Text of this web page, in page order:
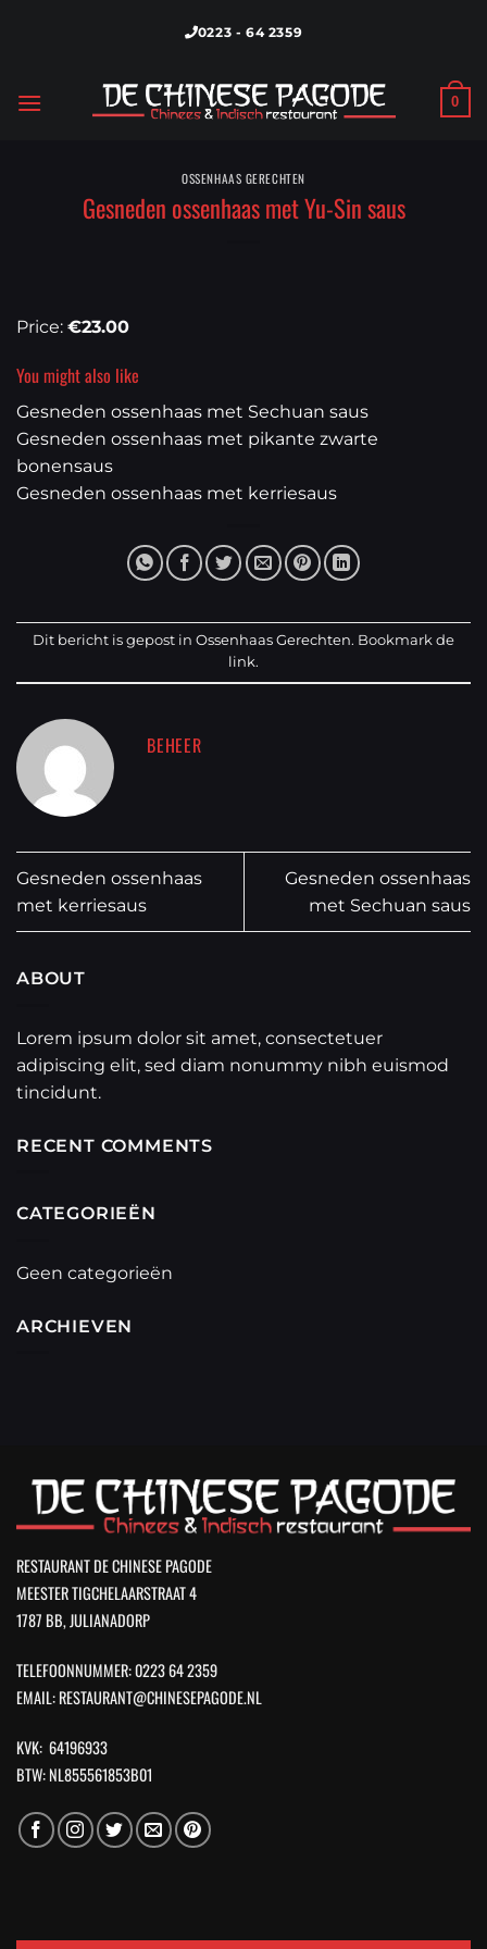
0223 - 64 2359
0
OSSENHAAS GERECHTEN
Gesneden ossenhaas met Yu-Sin saus
Price: €23.00
You might also like
Gesneden ossenhaas met Sechuan saus
Gesneden ossenhaas met pikante zwarte
bonensaus
Gesneden ossenhaas met kerriesaus
Dit bericht is gepost in Ossenhaas Gerechten. Bookmark de
link.
BEHEER
Gesneden ossenhaas
met kerriesaus
Gesneden ossenhaas
met Sechuan saus
ABOUT
Lorem ipsum dolor sit amet, consectetuer
adipiscing elit, sed diam nonummy nibh euismod
tincidunt.
RECENT COMMENTS
CATEGORIEËN
Geen categorieën
ARCHIEVEN
RESTAURANT DE CHINESE PAGODE
MEESTER TIGCHELAARSTRAAT 4
1787 BB, JULIANADORP
TELEFOONNUMMER: 0223 64 2359
EMAIL: RESTAURANT@CHINESEPAGODE.NL
KVK: 64196933
BTW: NL855561853B01